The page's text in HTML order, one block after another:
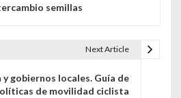
semillas
Next Article
y gobiernos locales. Guía de
de movilidad ciclista